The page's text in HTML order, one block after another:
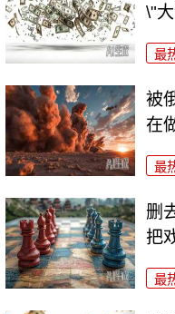
\"
最
被
在
最
删
把
最